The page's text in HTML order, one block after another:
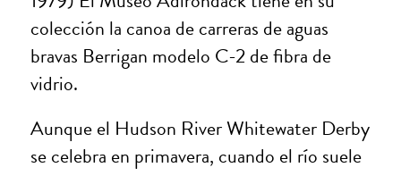
colección la canoa de carreras de aguas
bravas Berrigan modelo C-2 de fibra de
vidrio.
Aunque el Hudson River Whitewater Derby
se celebra en primavera, cuando el río suele